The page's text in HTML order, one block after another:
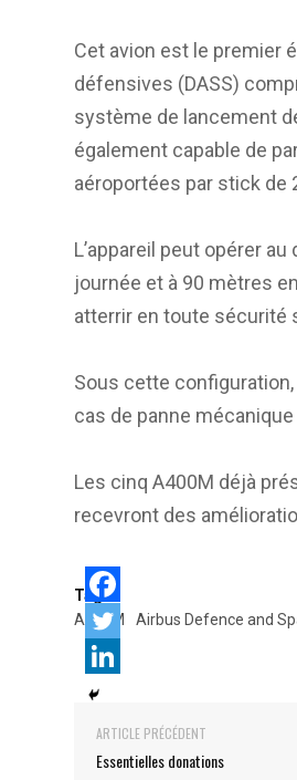
Cet avion est le premier
défensives (DASS)
système de lancement
également capable de
aéroportées par stick de
L’appareil peut opérer
journée et à 90 mètres
atterrir en toute sécurité
Sous cette
cas de panne
Les cinq A400M déjà
recevront des
Tags:
A400M
Airbus Defence and
ARTICLE PRÉCÉDENT
Essentielles donations